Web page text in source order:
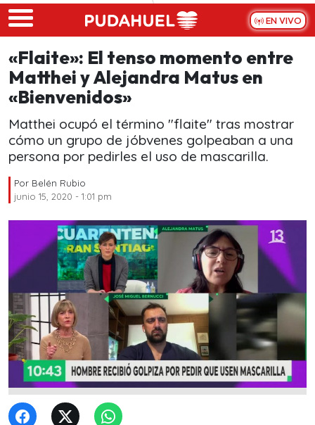
Skip to main content
EN VIVO
«Flaite»: El tenso momento entre
Matthei y Alejandra Matus en
«Bienvenidos»
Matthei ocupó el término "flaite" tras mostrar
cómo un grupo de jóbvenes golpeaban a una
persona por pedirles el uso de mascarilla.
Por Belén Rubio
junio 15, 2020 - 1:01 pm